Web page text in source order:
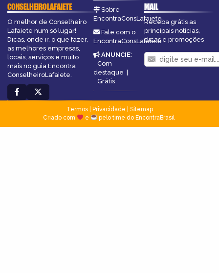
CONSELHEIROLAFAIETE
O melhor de Conselheiro
Lafaiete num só lugar!
Dicas, onde ir, o que fazer,
as melhores empresas,
locais, serviços e muito
mais no guia Encontra
ConselheiroLafaiete.
Sobre
EncontraConsLafaiete
Fale com o
EncontraConsLafaiete
ANUNCIE:
Com
destaque |
Grátis
MAIL
Receba grátis as
principais notícias,
dicas e promoções
Termos| Privacidade
Sitemap
Criado com
e pelo time do EncontraBrasil